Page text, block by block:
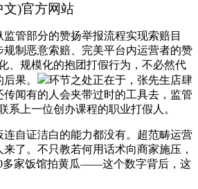
文)官方网站
部分的赞扬举报流程实现索赔目
制恶意索赔、完美平台内运营者的赞
、规模化的抱团打假行为，不必然代
果。
环节之处正在于，张先生店肆
闻有的人会夹带过时的工具去，监管
系上一位创办课程的职业打假人。
自证洁白的能力都没有。超范畴运营
了。不只教若何用话术向商家施压，
多家饭馆拍黄瓜——这个数字背后，这